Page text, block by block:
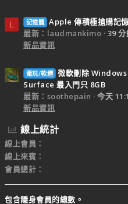
L 記憶體 Apple 傳積極搶購記
最新：laudmankimo
39 分
新品資訊
電玩/軟體 微軟刪除 Windows
Surface 最入門只 8GB
最新：soothepain
今天
新品資訊
線上統計
線上會員
線上來賓
會員總計
包含隱身會員的總數。